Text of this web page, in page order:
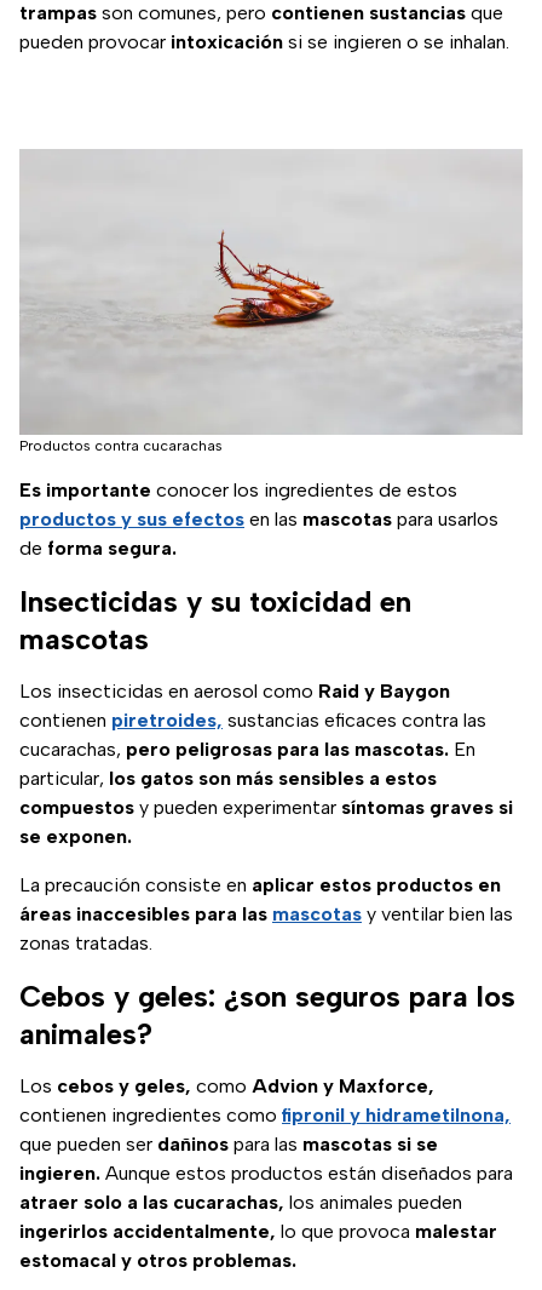
trampas son comunes, pero contienen sustancias que
pueden provocar intoxicación si se ingieren o se inhalan.
Productos contra cucarachas
Es importante conocer los ingredientes de estos
productos y sus efectos en las mascotas para usarlos
de forma segura.
Insecticidas y su toxicidad en
mascotas
Los insecticidas en aerosol como Raid y Baygon
contienen piretroides, sustancias eficaces contra las
cucarachas, pero peligrosas para las mascotas. En
particular, los gatos son más sensibles a estos
compuestos y pueden experimentar síntomas graves si
se exponen.
La precaución consiste en aplicar estos productos en
áreas inaccesibles para las mascotas y ventilar bien las
zonas tratadas.
Cebos y geles: ¿son seguros para los
animales?
Los cebos y geles, como Advion y Maxforce,
contienen ingredientes como fipronil y hidrametilnona,
que pueden ser dañinos para las mascotas si se
ingieren. Aunque estos productos están diseñados para
atraer solo a las cucarachas, los animales pueden
ingerirlos accidentalmente, lo que provoca malestar
estomacal y otros problemas.